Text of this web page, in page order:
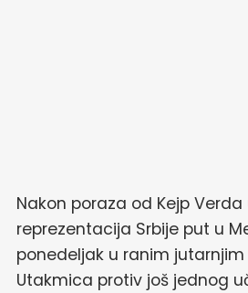
Nakon poraza od Kejp Verda
reprezentacija Srbije put u
ponedeljak u ranim
Utakmica protiv još jednog